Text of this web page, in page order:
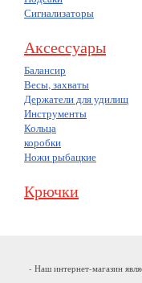
Сигнализаторы
Аксессуары
Балансир
Весы, захваты
Держатели для удилищ
Инструменты
Кольца
коробки
Ножи рыбацкие
Крючки
- Наш интернет-магазин